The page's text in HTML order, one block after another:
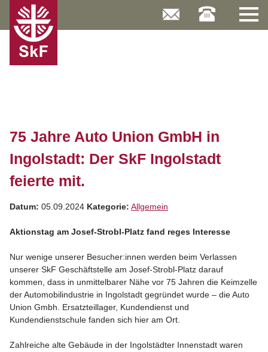
content
75 Jahre Auto Union GmbH in
Ingolstadt: Der SkF Ingolstadt
feierte mit.
Datum: 05.09.2024 Kategorie: Allgemein
Aktionstag am Josef-Strobl-Platz fand reges Interesse
Nur wenige unserer Besucher:innen werden beim Verlassen
unserer SkF Geschäftstelle am Josef-Strobl-Platz darauf
kommen, dass in unmittelbarer Nähe vor 75 Jahren die Keimzelle
der Automobilindustrie in Ingolstadt gegründet wurde – die Auto
Union Gmbh. Ersatzteillager, Kundendienst und
Kundendienstschule fanden sich hier am Ort.
Zahlreiche alte Gebäude in der Ingolstädter Innenstadt waren